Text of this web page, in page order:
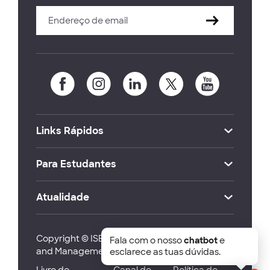
Links Rápidos
Para Estudantes
Atualidade
Copyright © ISEG Lisbon School of Economics
and Management 2026
Fala com o nossochatbote
esclarece as tuas dúvidas.